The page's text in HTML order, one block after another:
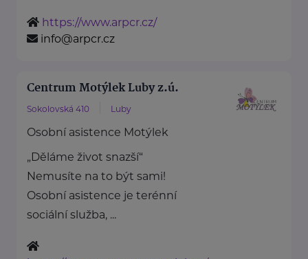
https://www.arpcr.cz/
info@arpcr.cz
Centrum Motýlek Luby z.ú.
Sokolovská 410 Luby
Osobní asistence Motýlek
„Děláme život snazší“
Nemusíte na to být sami!
Osobní asistence je terénní
sociální služba, ...